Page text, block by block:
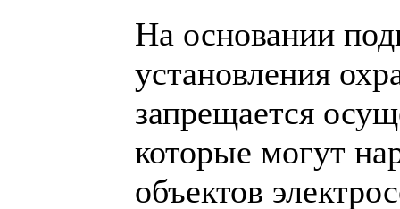
На основании
установления
запрещается
которые могут
объектов